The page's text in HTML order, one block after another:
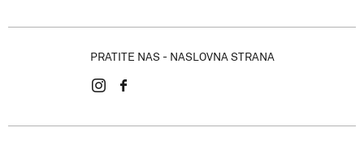
PRATITE NAS - NASLOVNA STRANA